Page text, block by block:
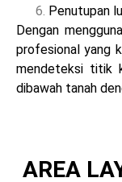
Penutupan
Dengan
profesional yang
mendeteksi titik
dibawah tanah
AREA